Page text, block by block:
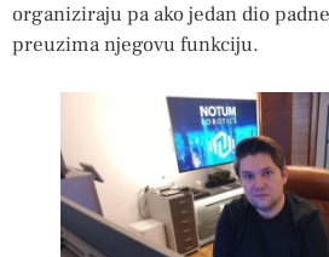
organiziraju pa ako jedan dio
preuzima njegovu funkciju.